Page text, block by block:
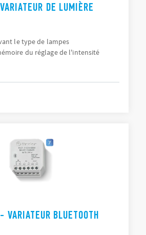
DE LUMIÈRE
le type de lampes
du réglage de l'intensité
BLUETOOTH